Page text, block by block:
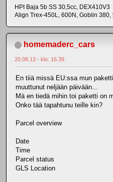
HPI Baja 5b SS 30,5cc, DEX410V3
Align Trex-450L, 600N, Goblin 380,
homemaderc_cars
20.08.13 - klo: 16.39
En tiiä missä EU:ssa mun
muuttunut neljään päivään...
Mä en tiedä mihin toi paketti on
Onko tää tapahtunu teille kin?
Parcel overview
Date
Time
Parcel status
GLS Location